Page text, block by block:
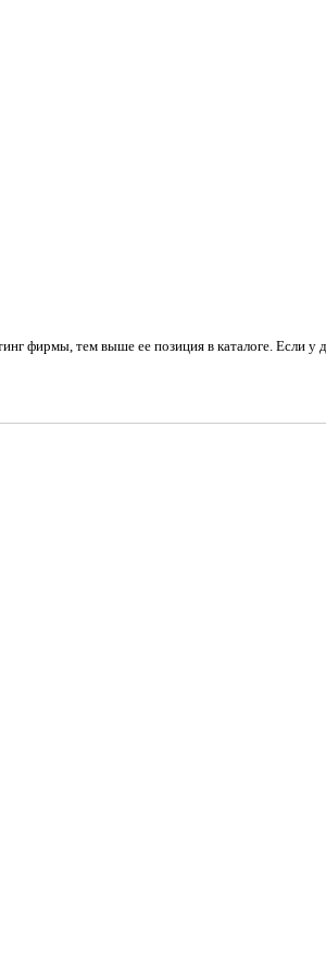
фирмы, тем выше ее позиция в каталоге. Если